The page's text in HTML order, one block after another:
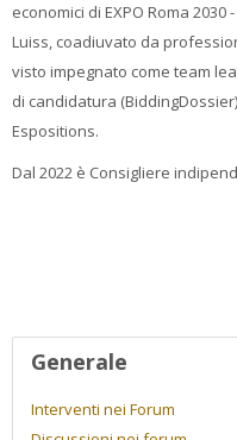
economici di EXPO Roma
Luiss, coadiuvato da
visto impegnato come team
di candidatura
Espositions.
Dal 2022 è Consigliere
Profilo utente
Generale
Interventi nei Forum